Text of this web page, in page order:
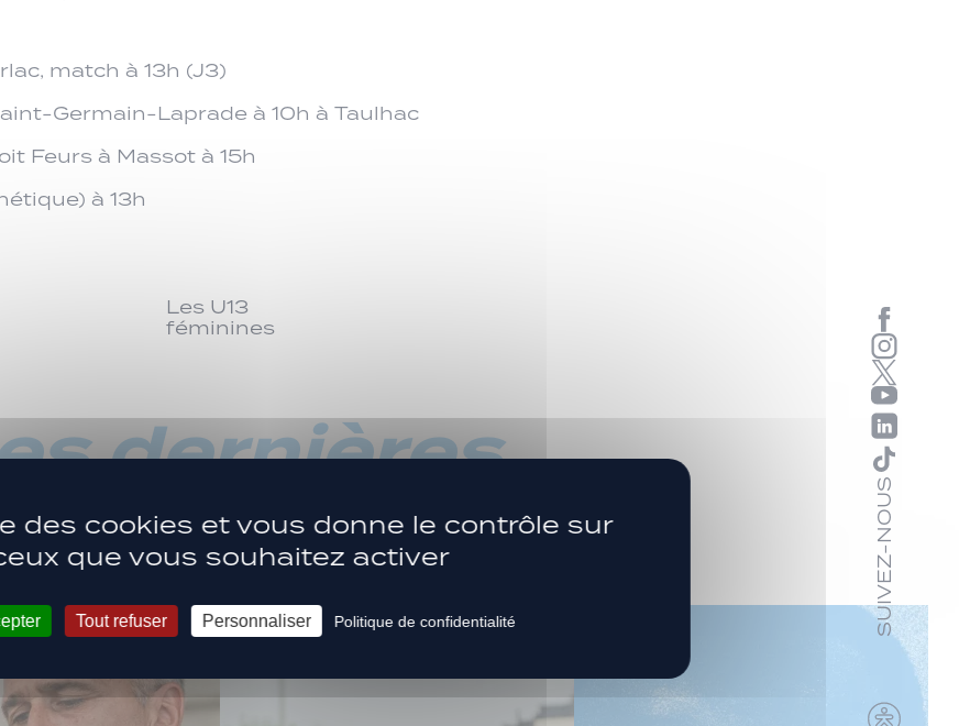
match à 13h (J3)
Germain-Laprade à 10h à Taulhac
Feurs à Massot à 15h
à 13h
Les U13
féminines
dernières
ACTUS SUIVEZ-NOUS
des cookies et vous donne le contrôle sur
que vous souhaitez activer
Tout refuser Personnaliser Politique de confidentialité